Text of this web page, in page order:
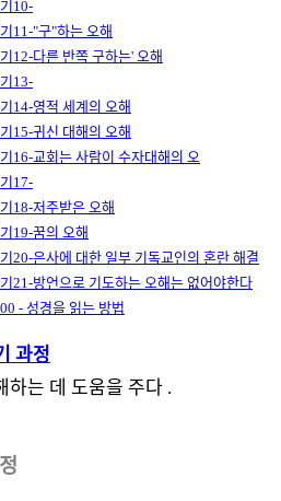
10-
11-"구"하는 오해
12-다른 반쪽 구하는' 오해
13-
14-영적 세계의 오해
15-귀신 대해의 오해
16-교회는 사람이 수자대해의 오
17-
18-저주받은 오해
19-꿈의 오해
20-은사에 대한 일부 기독교인의 혼란 해결
21-방언으로 기도하는 오해는 없어야한다
- 성경을 읽는 방법
과정
하는 데 도움을 주다 .